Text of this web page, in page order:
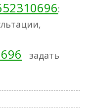
:
задать